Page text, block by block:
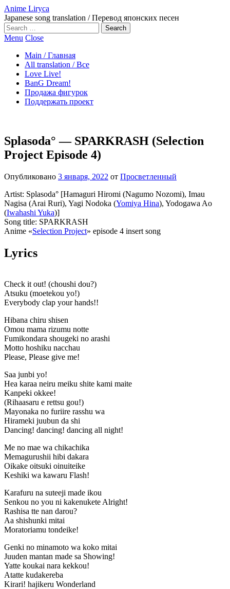
Anime Liryca
Japanese song translation / Перевод японских песен
Search
on:
Menu Close
Main / Главная
All translation / Все
Love Live!
BanG Dream!
Продажа фигурок
Поддержать проект
Splasoda° — SPARKRASH (Selection
Project Episode 4)
Опубликовано 3 января, 2022 от Просветленный
Artist: Splasoda° [Hamaguri Hiromi (Nagumo Nozomi), Imau
Nagisa (Arai Ruri), Yagi Nodoka (Yomiya Hina), Yodogawa Ao
(Iwahashi Yuka)]
Song title: SPARKRASH
Anime «Selection Project» episode 4 insert song
Lyrics
Check it out! (choushi dou?)
Atsuku (moetekou yo!)
Everybody clap your hands!!
Hibana chiru shisen
Omou mama rizumu notte
Fumikondara shougeki no arashi
Motto hoshiku nacchau
Please, Please give me!
Saa junbi yo!
Hea karaa neiru meiku shite kami maite
Kanpeki okkee!
(Rihaasaru e rettsu gou!)
Mayonaka no furiire rasshu wa
Hirameki juubun da shi
Dancing! dancing! dancing all night!
Me no mae wa chikachika
Memagurushii hibi dakara
Oikake oitsuki oinuiteike
Keshiki wa kawaru Flash!
Karafuru na suteeji made ikou
Senkou no you ni kakenukete Alright!
Rashisa tte nan darou?
Aa shishunki mitai
Moratoriamu tondeike!
Genki no minamoto wa koko mitai
Juuden mantan made sa Showing!
Yatte koukai nara kekkou!
Atatte kudakereba
Kirari! hajikeru Wonderland